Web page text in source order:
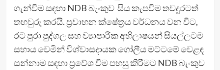
ගැන්වීම සඳහා NDB බැංකුව සිය කැපවීම තවදුරටත්
තහවුරු කරයි. ප‍්‍රවාහන ක්ෂේත‍්‍රය වර්ධනය වන විට,
රට පුරා පුද්ගල සහ ව්‍යාපාරික අභිලාෂයන් සියල්ලටම
සහාය වෙමින් විශ්වාසදායක ගෝලීය මට්ටමේ වෙළඳ
සන්නාම සඳහා ප‍්‍රවේශ වීම පහසු කිරීමට NDB බැංකුව